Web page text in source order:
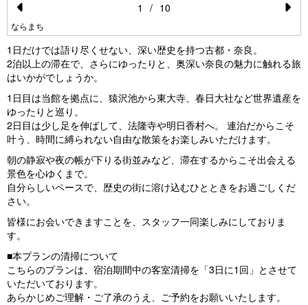
Pr
e
vi
o
u
s
ならまち
xt
1 / 10
1日だけでは語り尽くせない、深い歴史を持つ古都・奈良。
2泊以上の滞在で、さらにゆったりと、奥深い奈良の魅力に触れる旅
はいかがでしょうか。
1日目は当館を拠点に、猿沢池から東大寺、春日大社など世界遺産を
ゆったりと巡り。
2日目は少し足を伸ばして、法隆寺や明日香村へ。 連泊だからこそ
叶う、時間に縛られない自由な散策をお楽しみいただけます。
朝の静寂や夜の帳が下りる街並みなど、滞在するからこそ出会える
景色を心ゆくまで。
自分らしいペースで、歴史の街に溶け込むひとときをお過ごしくだ
さい。
皆様にお会いできますことを、スタッフ一同楽しみにしておりま
す。
■本プランの清掃について
こちらのプランは、宿泊期間中の客室清掃を「3日に1回」とさせて
いただいております。
あらかじめご理解・ご了承のうえ、ご予約をお願いいたします。